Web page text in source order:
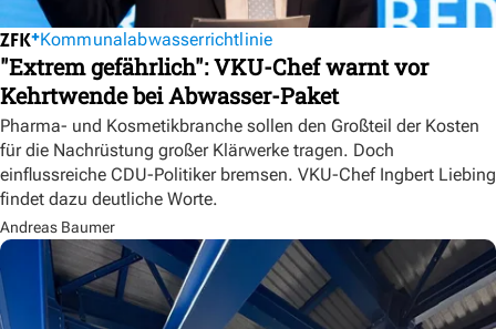
Kommunalabwasserrichtlinie
"Extrem gefährlich": VKU-Chef warnt vor
Kehrtwende bei Abwasser-Paket
Pharma- und Kosmetikbranche sollen den Großteil der Kosten
für die Nachrüstung großer Klärwerke tragen. Doch
einflussreiche CDU-Politiker bremsen. VKU-Chef Ingbert Liebing
findet dazu deutliche Worte.
Andreas Baumer